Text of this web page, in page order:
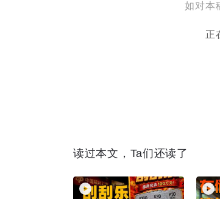
如对本
正
读过本文，Ta们还读了